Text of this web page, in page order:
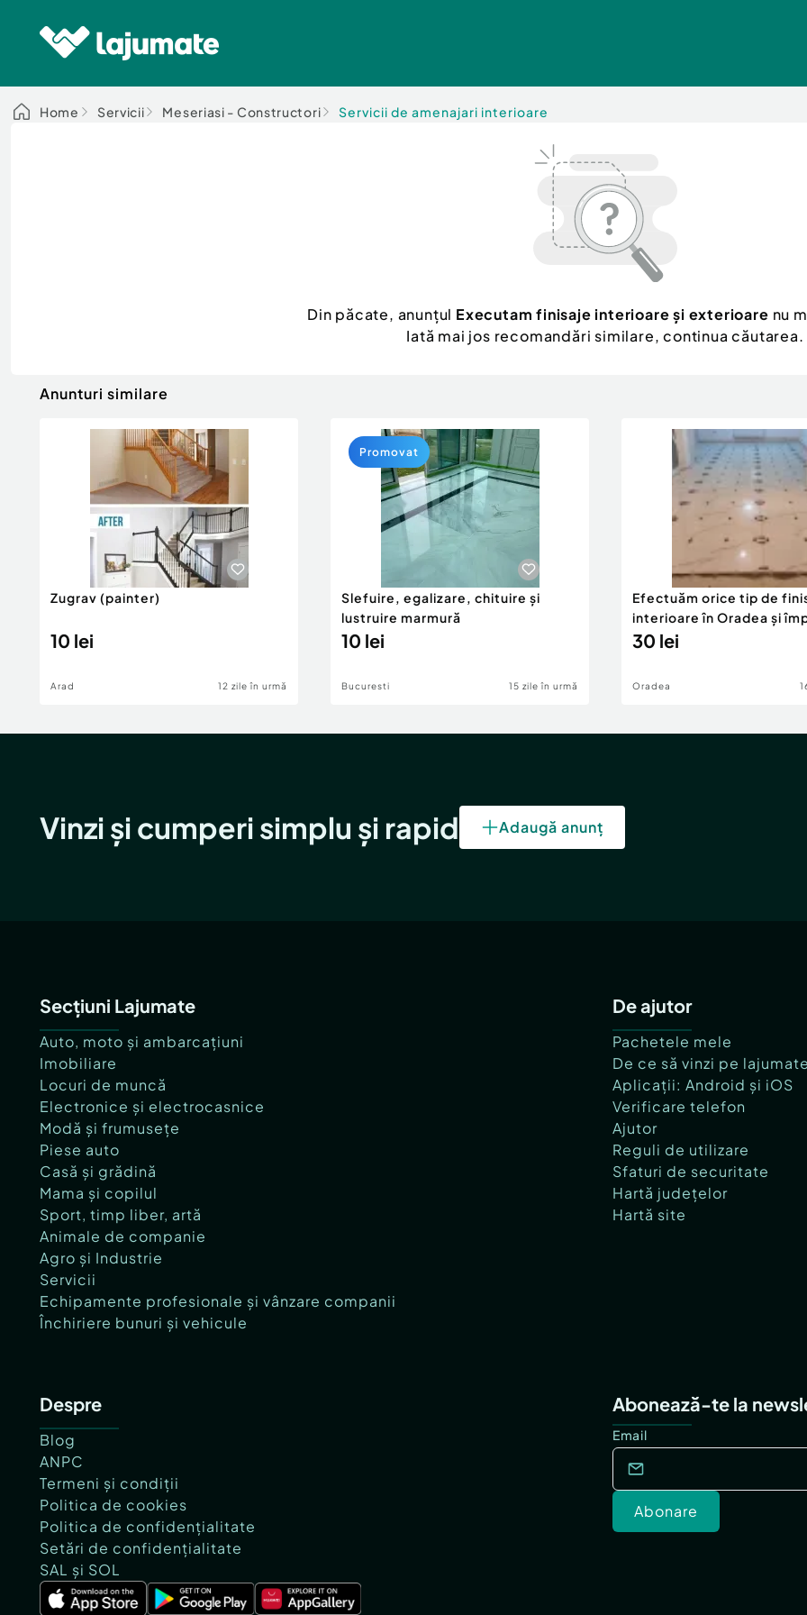
Home Servicii Meseriasi - Constructori Servicii de amenajari interioare
Din păcate, anunțul Executam finisaje interioare și exterioare nu
Iată mai jos recomandări similare, continua căutarea.
Anunturi similare
Zugrav (painter)
10 lei
Arad 12 zile în urmă
Slefuire, egalizare, chituire și
lustruire marmură
10 lei
Bucuresti 15 zile în urmă
Promovat
Efectuăm orice tip de
interioare în Oradea și
30 lei
Oradea
Vinzi și cumperi simplu și rapid Adaugă anunț
Secțiuni Lajumate
Auto, moto și ambarcațiuni
Imobiliare
Locuri de muncă
Electronice și electrocasnice
Modă și frumusețe
Piese auto
Casă și grădină
Mama și copilul
Sport, timp liber, artă
Animale de companie
Agro și Industrie
Servicii
Echipamente profesionale și vânzare companii
Închiriere bunuri și vehicule
De ajutor
Pachetele mele
De ce să vinzi pe
Aplicații: Android și iOS
Verificare telefon
Ajutor
Reguli de utilizare
Sfaturi de securitate
Hartă județelor
Hartă site
Despre
Blog
ANPC
Termeni și condiții
Politica de cookies
Politica de confidențialitate
Setări de confidențialitate
SAL și SOL
Abonează-te la
Email
Abonare